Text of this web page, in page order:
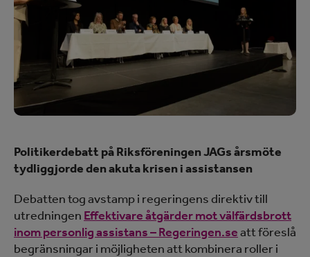
Politikerdebatt på Riksföreningen JAGs årsmöte
tydliggjorde den akuta krisen i assistansen
Debatten tog avstamp i regeringens direktiv till
utredningen Effektivare åtgärder mot välfärdsbrott
inom personlig assistans – Regeringen.seatt föreslå
begränsningar i möjligheten att kombinera roller i